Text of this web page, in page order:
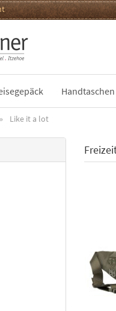
Handtaschen
Like it a lot